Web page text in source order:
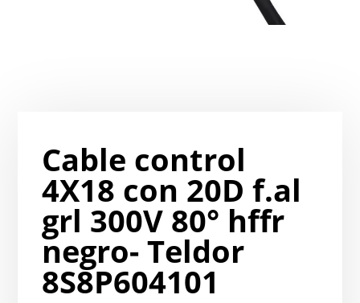
Cable control
4X18 con 20D f.al
grl 300V 80° hffr
negro- Teldor
8S8P604101